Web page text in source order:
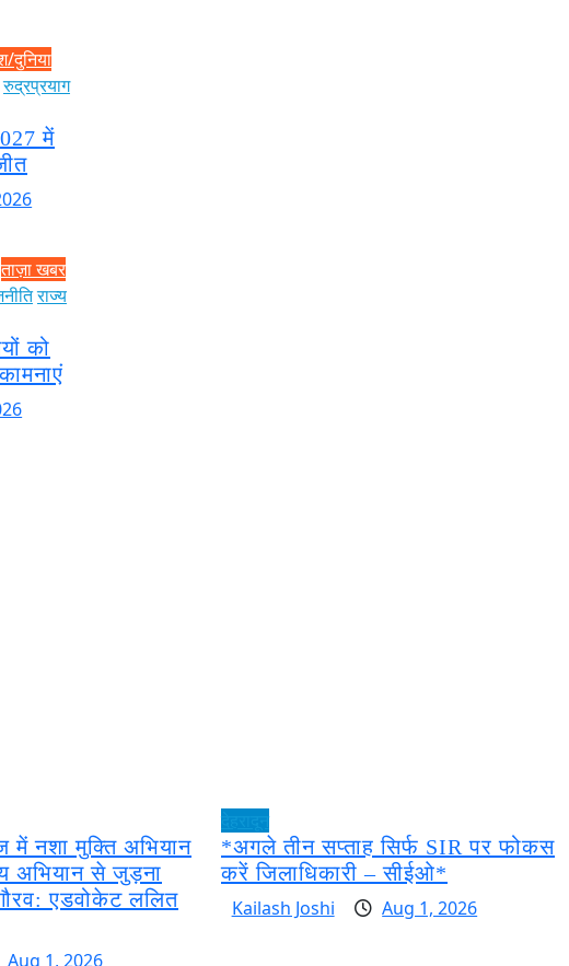
दुनिया
रुद्रप्रयाग
में
ताज़ा खबर
राज्य
को
नशा मुक्ति अभियान
अभियान से जुड़ना
एडवोकेट ललित
Aug 1, 2026
*अगले तीन सप्ताह सिर्फ SIR पर फोकस
करें जिलाधिकारी – सीईओ*
Kailash Joshi
Aug 1, 2026